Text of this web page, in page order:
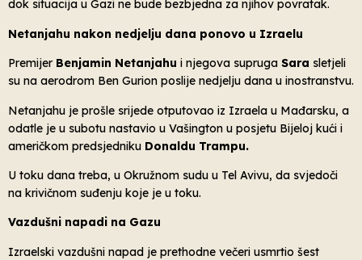
dok situacija u Gazi ne bude bezbjedna za njihov povratak.
Netanjahu nakon nedjelju dana ponovo u Izraelu
Premijer Benjamin Netanjahu i njegova supruga Sara sletjeli
su na aerodrom Ben Gurion poslije nedjelju dana u inostranstvu.
Netanjahu je prošle srijede otputovao iz Izraela u Mađarsku, a
odatle je u subotu nastavio u Vašington u posjetu Bijeloj kući i
američkom predsjedniku Donaldu Trampu.
U toku dana treba, u Okružnom sudu u Tel Avivu, da svjedoči
na krivičnom suđenju koje je u toku.
Vazdušni napadi na Gazu
Izraelski vazdušni napad je prethodne večeri usmrtio šest